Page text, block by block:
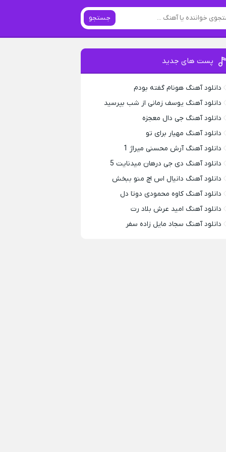
جستجو
پست های جدید
دانلود آهنگ هونام گفته بودم
دانلود آهنگ یوسف زمانی از شب بپرسید
دانلود آهنگ جی دال معجزه
دانلود آهنگ مهیار برای تو
دانلود آهنگ آرش محسنی میراژ 1
دانلود آهنگ دی جی درهان میدنایت 5
دانلود آهنگ دانیال اس اچ منو ببخش
دانلود آهنگ کاوه محمودی دوتا دل
دانلود آهنگ امید عرش بلاد رت
دانلود آهنگ سجاد مایل زاده سفر